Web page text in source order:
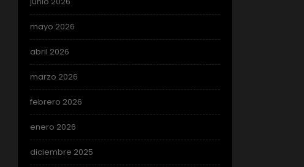
mayo 2026
abril 2026
marzo 2026
febrero 2026
enero 2026
diciembre 2025